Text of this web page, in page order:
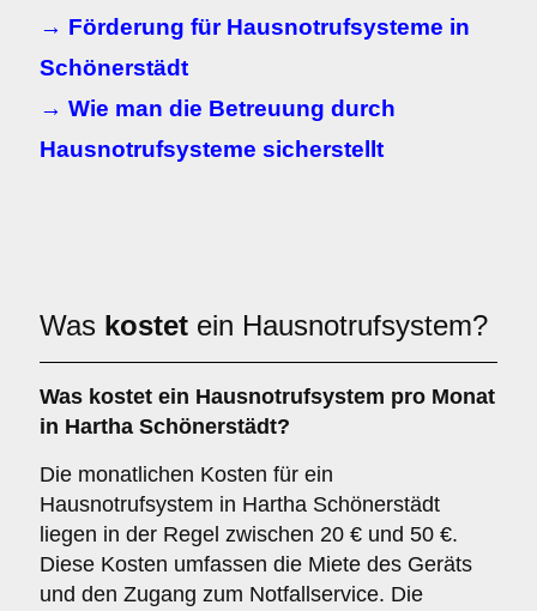
→ Förderung für Hausnotrufsysteme in
Schönerstädt
→ Wie man die Betreuung durch
Hausnotrufsysteme sicherstellt
Was kostet ein Hausnotrufsystem?
Was kostet ein Hausnotrufsystem pro Monat
in Hartha Schönerstädt?
Die monatlichen Kosten für ein
Hausnotrufsystem in Hartha Schönerstädt
liegen in der Regel zwischen 20 € und 50 €.
Diese Kosten umfassen die Miete des Geräts
und den Zugang zum Notfallservice. Die